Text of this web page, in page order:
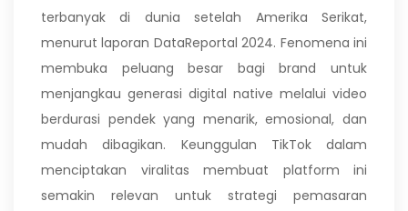
terbanyak di dunia setelah Amerika Serikat,
menurut laporan DataReportal 2024. Fenomena ini
membuka peluang besar bagi brand untuk
menjangkau generasi digital native melalui video
berdurasi pendek yang menarik, emosional, dan
mudah dibagikan. Keunggulan TikTok dalam
menciptakan viralitas membuat platform ini
semakin relevan untuk strategi pemasaran